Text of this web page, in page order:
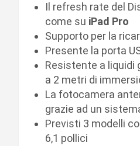
Il refresh rate del
come su iPad Pro
Supporto per la
Presente la porta
Resistente a liquidi
a 2 metri di
La fotocamera
grazie ad un
Previsti 3 modelli
6,1 pollici